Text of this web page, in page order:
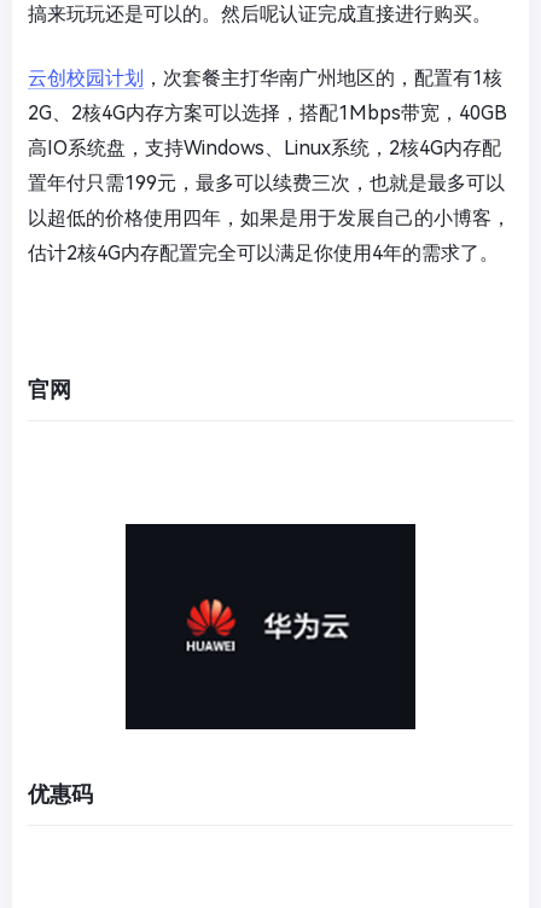
搞来玩玩还是可以的。然后呢认证完成直接进行购买。
云创校园计划 ，次套餐主打华南广州地区的，配置有1核
2G、2核4G内存方案可以选择，搭配1Mbps带宽，40GB
高IO系统盘，支持Windows、Linux系统，2核4G内存配
置年付只需199元，最多可以续费三次，也就是最多可以
以超低的价格使用四年，如果是用于发展自己的小博客，
估计2核4G内存配置完全可以满足你使用4年的需求了。
官网
优惠码